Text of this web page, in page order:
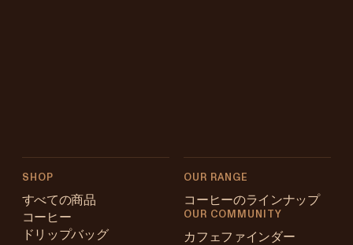
SHOP
すべての商品
コーヒー
ドリップバッグ
OUR RANGE
コーヒーのラインナップ
OUR COMMUNITY
カフェファインダー